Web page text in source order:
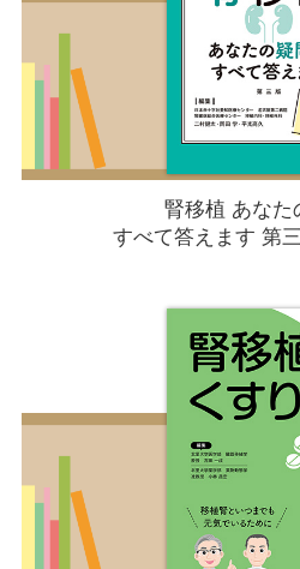
腎移植 あなた
すべて答えます 第